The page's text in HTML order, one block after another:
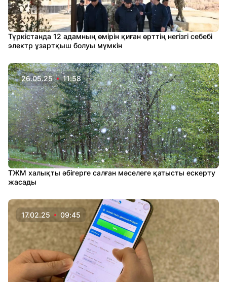
Түркістанда 12 адамның өмірін қиған өрттің негізгі себебі
электр ұзартқыш болуы мүмкін
26.05.25 11:58
ТЖМ халықты әбігерге салған мәселеге қатысты ескерту
жасады
17.02.25 09:45